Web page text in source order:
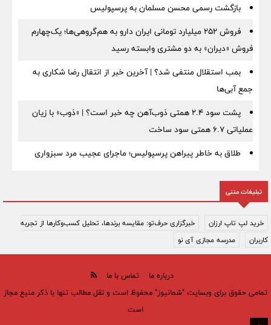
بازگشت رسمی محسن مسلمان به پرسپولیس
فروش ۲۵۲ میلیارد تومانی ایران دارو به هم‌گروهی‌ها؛ یک‌چهارم
فروش «دیران» به دو مشتری وابسته رسید
بمب استقلال منتفی شد؟ | آخرین خبر از انتقال رضا شکاری به
جمع آبی‌ها
پشت سود ۲.۴ همتی ذوب‌آهن چه خبر است؟ | «ذوب» با زیان
عملیاتی ۶.۷ همتی سود ساخت
طلاق به خاطر پیراهن پرسپولیس؛ ماجرای عجیب مرد سبزواری
تبلیغات متنی
خرید لپ تاپ ارزان
خبرگزاری حرف‌تو: مقایسه برندها، تحلیل کسب‌وکارها از تجربه
کاربران
مدرسه مجازی آی نو
درباره ما
تماس با ما
تمامی حقوق برای وبسایت "شمانیوز" محفوظ است و نقل مطالب تنها با ذکر منبع مجاز
است